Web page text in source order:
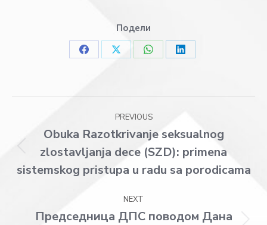
Подели
Share
Share
Share
Share
navigation
PREVIOUS
Previous
post:
Obuka Razotkrivanje seksualnog
zlostavljanja dece (SZD): primena
sistemskog pristupa u radu sa porodicama
NEXT
Председница ДПС поводом Дана